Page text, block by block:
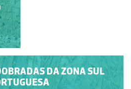
DA ZONA SUL